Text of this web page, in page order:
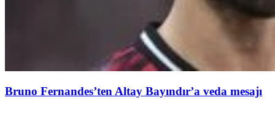
Bruno Fernandes’ten Altay Bayındır’a veda mesajı